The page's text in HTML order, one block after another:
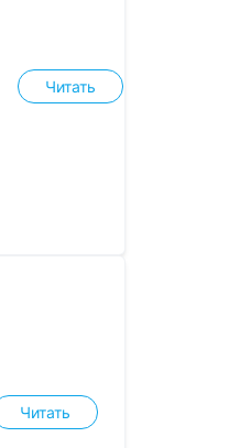
Читать
Читать